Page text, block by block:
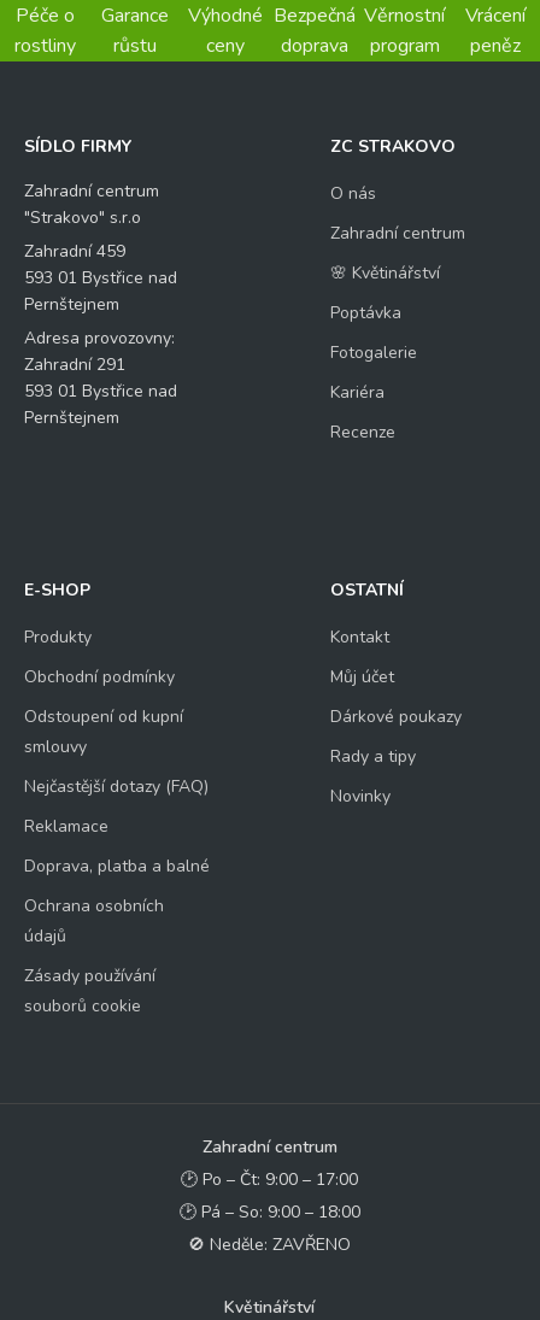
Péče o
rostliny
Garance
růstu
Výhodné
ceny
Bezpečná
doprava
Věrnostní
program
Vrácení
peněz
SÍDLO FIRMY
Zahradní centrum
"Strakovo" s.r.o
Zahradní 459
593 01 Bystřice nad
Pernštejnem
Adresa provozovny:
Zahradní 291
593 01 Bystřice nad
Pernštejnem
ZC STRAKOVO
O nás
Zahradní centrum
🌸 Květinářství
Poptávka
Fotogalerie
Kariéra
Recenze
E-SHOP
Produkty
Obchodní podmínky
Odstoupení od kupní
smlouvy
Nejčastější dotazy (FAQ)
Reklamace
Doprava, platba a balné
Ochrana osobních
údajů
Zásady používání
souborů cookie
OSTATNÍ
Kontakt
Můj účet
Dárkové poukazy
Rady a tipy
Novinky
Zahradní centrum
🕑 Po – Čt: 9:00 – 17:00
🕑 Pá – So: 9:00 – 18:00
🚫 Neděle: ZAVŘENO
Květinářství